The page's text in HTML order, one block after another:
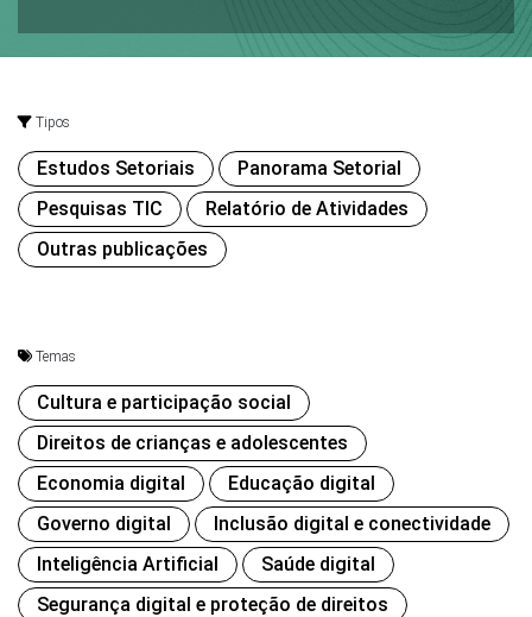
Tipos
Estudos Setoriais
Panorama Setorial
Pesquisas TIC
Relatório de Atividades
Outras publicações
Temas
Cultura e participação social
Direitos de crianças e adolescentes
Economia digital
Educação digital
Governo digital
Inclusão digital e conectividade
Inteligência Artificial
Saúde digital
Segurança digital e proteção de direitos